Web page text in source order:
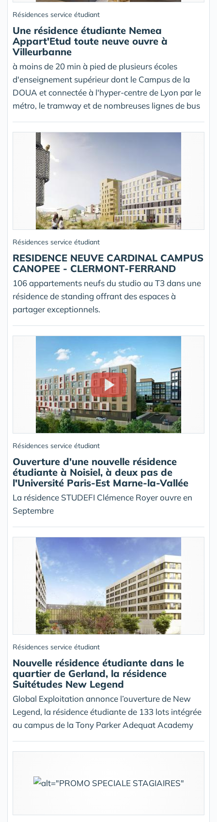
Résidences service étudiant
Une résidence étudiante Nemea
Appart'Etud toute neuve ouvre à
Villeurbanne
à moins de 20 min à pied de plusieurs écoles
d'enseignement supérieur dont le Campus de la
DOUA et connectée à l'hyper-centre de Lyon par le
métro, le tramway et de nombreuses lignes de bus
Résidences service étudiant
RESIDENCE NEUVE CARDINAL CAMPUS
CANOPEE - CLERMONT-FERRAND
106 appartements neufs du studio au T3 dans une
résidence de standing offrant des espaces à
partager exceptionnels.
Résidences service étudiant
Ouverture d'une nouvelle résidence
étudiante à Noisiel, à deux pas de
l'Université Paris-Est Marne-la-Vallée
La résidence STUDEFI Clémence Royer ouvre en
Septembre
Résidences service étudiant
Nouvelle résidence étudiante dans le
quartier de Gerland, la résidence
Suitétudes New Legend
Global Exploitation annonce l’ouverture de New
Legend, la résidence étudiante de 133 lots intégrée
au campus de la Tony Parker Adequat Academy